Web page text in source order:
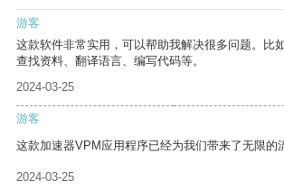
游客
这款软件非常实用，可以帮助我解决很多问题。比
查找资料、翻译语言、编写代码等。
2024-03-25
游客
这款加速器VPM应用程序已经为我们带来了无限的
2024-03-25